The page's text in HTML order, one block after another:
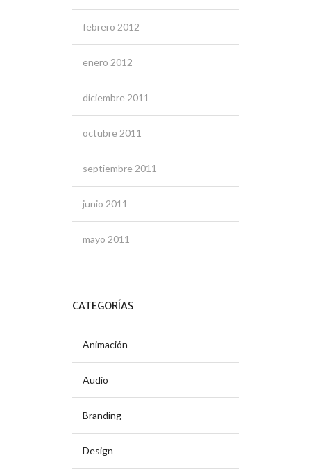
febrero 2012
enero 2012
diciembre 2011
octubre 2011
septiembre 2011
junio 2011
mayo 2011
CATEGORÍAS
Animación
Audio
Branding
Design